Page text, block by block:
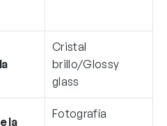
Cristal
brillo/Glossy
glass
la
Fotografía